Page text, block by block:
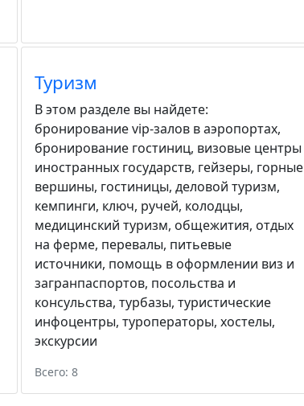
Туризм
В этом разделе вы найдете:
бронирование vip-залов в аэропортах,
бронирование гостиниц, визовые центры
иностранных государств, гейзеры, горные
вершины, гостиницы,деловой туризм,
кемпинги, ключ, ручей, колодцы,
медицинский туризм, общежития, отдых
на ферме, перевалы, питьевые
источники, помощь в оформлении виз и
загранпаспортов, посольства и
консульства,турбазы,туристические
инфоцентры,туроператоры,хостелы,
экскурсии
Всего: 8